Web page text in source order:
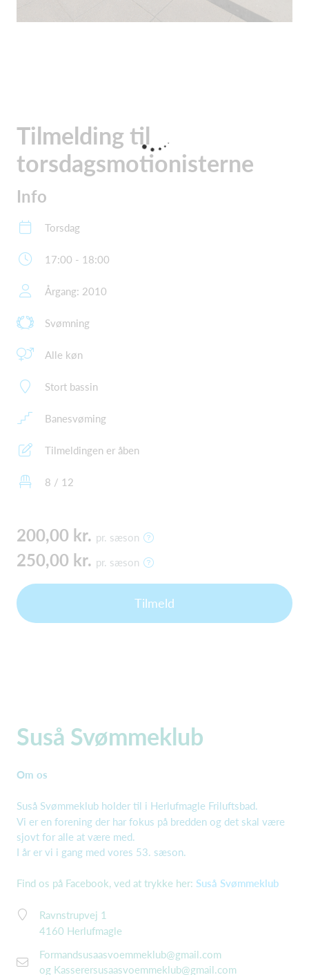
Tilmelding til
torsdagsmotionisterne
Info
Torsdag
17:00 - 18:00
Årgang: 2010
Svømning
Alle køn
Stort bassin
Banesvøming
Tilmeldingen er åben
8 / 12
200,00 kr. pr. sæson
250,00 kr. pr. sæson
Tilmeld
Suså Svømmeklub
Om os
Suså Svømmeklub holder til i Herlufmagle Friluftsbad.
Vi er en forening der har fokus på bredden og det skal være
sjovt for alle at være med.
I år er vi i gang med vores 53. sæson.
Find os på Facebook, ved at trykke her: Suså Svømmeklub
Ravnstrupvej 1
4160 Herlufmagle
Formandsusaasvoemmeklub@gmail.com
og Kasserersusaasvoemmeklub@gmail.com